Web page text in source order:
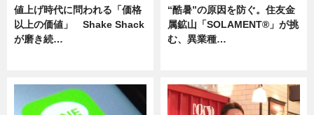
値上げ時代に問われる「価格
以上の価値」 Shake Shack
が磨き続…
“酷暑”の原因を防ぐ。住友金
属鉱山「SOLAMENT®」が挑
む、異業種…